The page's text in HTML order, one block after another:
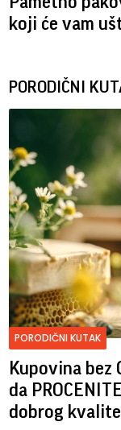
koji će vam
PORODIČNI
PORODIČNI KUTAK
Kupovina bez
da
dobrog